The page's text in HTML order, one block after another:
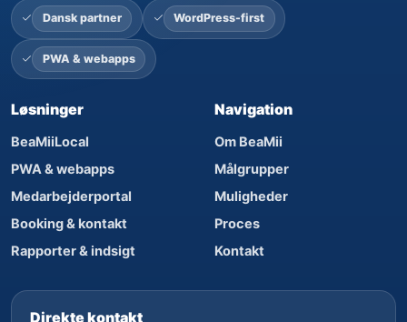
Dansk partner WordPress-first
PWA & webapps
Løsninger
BeaMiiLocal
PWA & webapps
Medarbejderportal
Booking & kontakt
Rapporter & indsigt
Navigation
Om BeaMii
Målgrupper
Muligheder
Proces
Kontakt
Direkte kontakt